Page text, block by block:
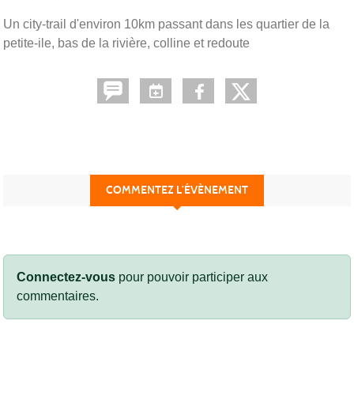
Un city-trail d'environ 10km passant dans les quartier de la
petite-ile, bas de la rivière, colline et redoute
COMMENTEZ L’ÉVÈNEMENT
Connectez-vous pour pouvoir participer aux
commentaires.